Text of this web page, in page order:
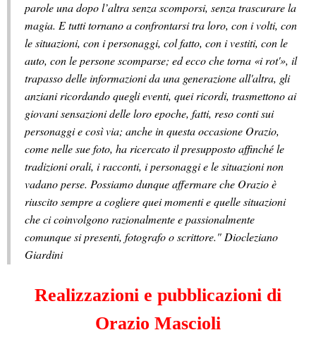
parole una dopo l’altra senza scomporsi, senza trascurare la
magia. E tutti tornano a confrontarsi tra loro, con i volti, con
le situazioni, con i personaggi, col fatto, con i vestiti, con le
auto, con le persone scomparse; ed ecco che torna «i rot'», il
trapasso delle informazioni da una generazione all'altra, gli
anziani ricordando quegli eventi, quei ricordi, trasmettono ai
giovani sensazioni delle loro epoche, fatti, reso conti sui
personaggi e così via; anche in questa occasione Orazio,
come nelle sue foto, ha ricercato il presupposto affinché le
tradizioni orali, i racconti, i personaggi e le situazioni non
vadano perse. Possiamo dunque affermare che Orazio è
riuscito sempre a cogliere quei momenti e quelle situazioni
che ci coinvolgono razionalmente e passionalmente
comunque si presenti, fotografo o scrittore." Diocleziano
Giardini
Realizzazioni e pubblicazioni di
Orazio Mascioli